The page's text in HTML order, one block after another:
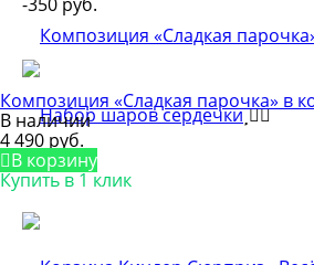
Композиция «Сладкая парочка» в
В наличии
4 490 руб.
В корзину
Купить в 1 клик